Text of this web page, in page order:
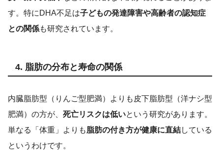
す。特にDHA不足は子どもの発達障害や高齢者の認知症
との関係も研究されています。
4. 脂肪の分布と寿命の関係
内臓脂肪型（りんご型肥満）よりも皮下脂肪型（洋ナシ型
肥満）の方が、 死亡リスクは低いという研究があります。
単なる「体重」よりも脂肪の付き方が健康に直結している
というわけです。